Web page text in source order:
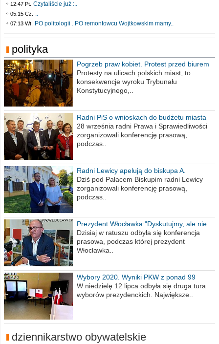
12:47 Pt. Czytaliście już :..
05:15 Cz. ..
07:13 Wt. PO politologii . PO remontowcu Wojtkowskim mamy..
polityka
Pogrzeb praw kobiet. Protest przed biurem
poselskim PiS
Protesty na ulicach polskich miast, to
konsekwencje wyroku Trybunału
Konstytucyjnego,..
Radni PiS o wnioskach do budżetu miasta
na 2021 rok
28 września radni Prawa i Sprawiedliwości
zorganizowali konferencję prasową,
podczas..
Radni Lewicy apelują do biskupa A.
Wiesława Meringa
Dziś pod Pałacem Biskupim radni Lewicy
zorganizowali konferencję prasową,
podczas..
Prezydent Włocławka:"Dyskutujmy, ale nie
obrażajmy się”
Dzisiaj w ratuszu odbyła się konferencja
prasowa, podczas której prezydent
Włocławka..
Wybory 2020. Wyniki PKW z ponad 99
procent obwodów
W niedzielę 12 lipca odbyła się druga tura
wyborów prezydenckich. Największe..
dziennikarstwo obywatelskie